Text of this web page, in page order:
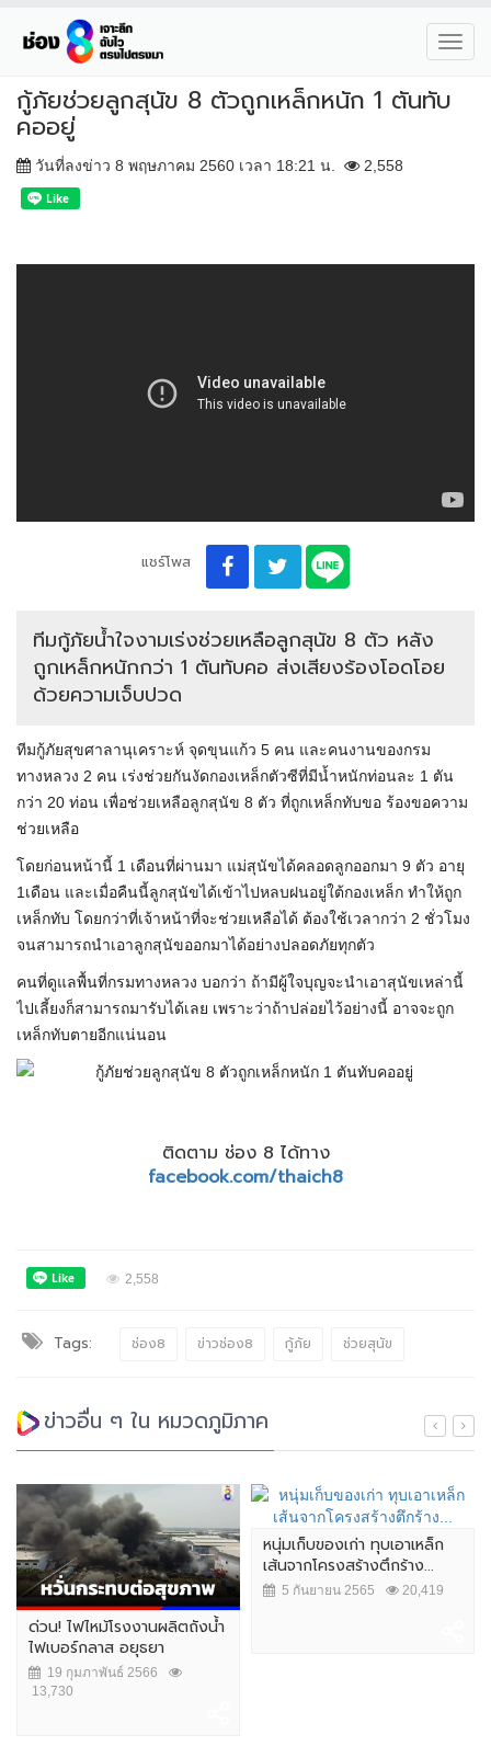
กู้ภัยช่วยลูกสุนัข 8 ตัวถูกเหล็กหนัก 1 ตันทับ
คออยู่
วันที่ลงข่าว 8 พฤษภาคม 2560 เวลา 18:21 น. 2,558
แชร์โพส
ทีมกู้ภัยน้ำใจงามเร่งช่วยเหลือลูกสุนัข 8 ตัว หลัง
ถูกเหล็กหนักกว่า 1 ตันทับคอ ส่งเสียงร้องโอดโอย
ด้วยความเจ็บปวด
ทีมกู้ภัยสุขศาลานุเคราะห์ จุดขุนแก้ว 5 คน และคนงานของกรม
ทางหลวง 2 คน เร่งช่วยกันงัดกองเหล็กตัวซีที่มีน้ำหนักท่อนละ 1 ตัน
กว่า 20 ท่อน เพื่อช่วยเหลือลูกสุนัข 8 ตัว ที่ถูกเหล็กทับขอ ร้องขอความ
ช่วยเหลือ
โดยก่อนหน้านี้ 1 เดือนที่ผ่านมา แม่สุนัขได้คลอดลูกออกมา 9 ตัว อายุ
1เดือน และเมื่อคืนนี้ลูกสุนัขได้เข้าไปหลบฝนอยู่ใต้กองเหล็ก ทำให้ถูก
เหล็กทับ โดยกว่าที่เจ้าหน้าที่จะช่วยเหลือได้ ต้องใช้เวลากว่า 2 ชั่วโมง
จนสามารถนำเอาลูกสุนัขออกมาได้อย่างปลอดภัยทุกตัว
คนที่ดูแลพื้นที่กรมทางหลวง บอกว่า ถ้ามีผู้ใจบุญจะนำเอาสุนัขเหล่านี้
ไปเลี้ยงก็สามารถมารับได้เลย เพราะว่าถ้าปล่อยไว้อย่างนี้ อาจจะถูก
เหล็กทับตายอีกแน่นอน
ติดตาม ช่อง 8 ได้ทาง
facebook.com/thaich8
2,558
Tags: ช่อง8 ข่าวช่อง8 กู้ภัย ช่วยสุนัข
ข่าวอื่น ๆ ใน หมวดภูมิภาค
ด่วน! ไฟไหม้โรงงานผลิตถังน้ำ
ไฟเบอร์กลาส อยุธยา
19 กุมภาพันธ์ 2566
13,730
หนุ่มเก็บของเก่า ทุบเอาเหล็ก
เส้นจากโครงสร้างตึกร้าง...
5 กันยายน 2565 20,419